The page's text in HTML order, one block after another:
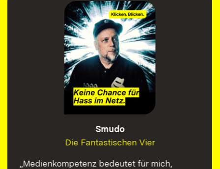
Smudo
Die Fantastischen Vier
„Medienkompetenz bedeutet für mich,